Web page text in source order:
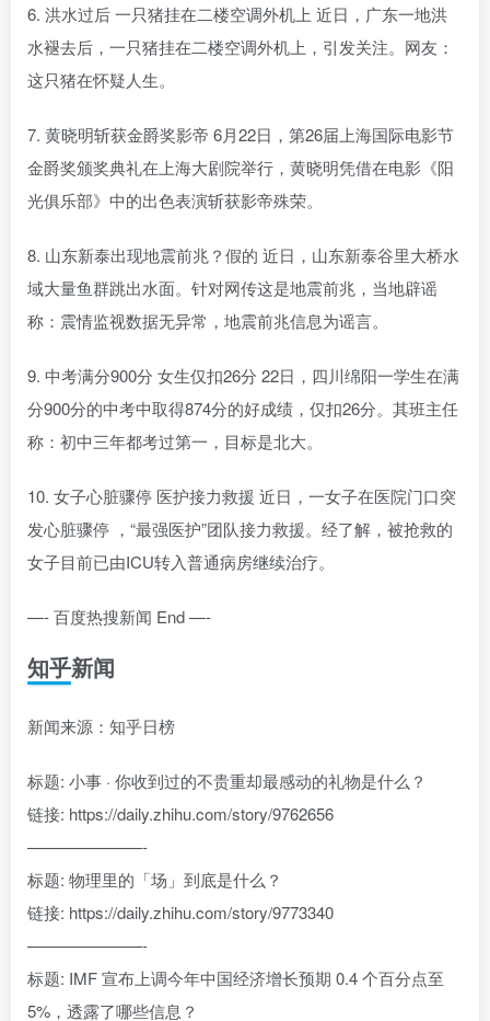
6. 洪水过后 一只猪挂在二楼空调外机上 近日，广东一地洪
水褪去后，一只猪挂在二楼空调外机上，引发关注。网友：
这只猪在怀疑人生。
7. 黄晓明斩获金爵奖影帝 6月22日，第26届上海国际电影节
金爵奖颁奖典礼在上海大剧院举行，黄晓明凭借在电影《阳
光俱乐部》中的出色表演斩获影帝殊荣。
8. 山东新泰出现地震前兆？假的 近日，山东新泰谷里大桥水
域大量鱼群跳出水面。针对网传这是地震前兆，当地辟谣
称：震情监视数据无异常，地震前兆信息为谣言。
9. 中考满分900分 女生仅扣26分 22日，四川绵阳一学生在满
分900分的中考中取得874分的好成绩，仅扣26分。其班主任
称：初中三年都考过第一，目标是北大。
10. 女子心脏骤停 医护接力救援 近日，一女子在医院门口突
发心脏骤停 ，“最强医护”团队接力救援。经了解，被抢救的
女子目前已由ICU转入普通病房继续治疗。
—- 百度热搜新闻 End —-
知乎新闻
新闻来源：知乎日榜
标题: 小事 · 你收到过的不贵重却最感动的礼物是什么？
链接: https://daily.zhihu.com/story/9762656
———————-
标题: 物理里的「场」到底是什么？
链接: https://daily.zhihu.com/story/9773340
———————-
标题: IMF 宣布上调今年中国经济增长预期 0.4 个百分点至
5%，透露了哪些信息？